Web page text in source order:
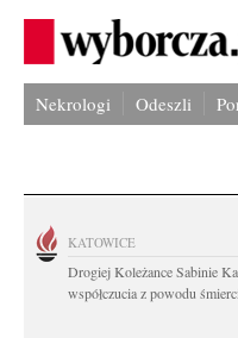
Nekrologi Odeszli
KATOWICE
Drogiej Koleżance Sabinie
współczucia z powodu